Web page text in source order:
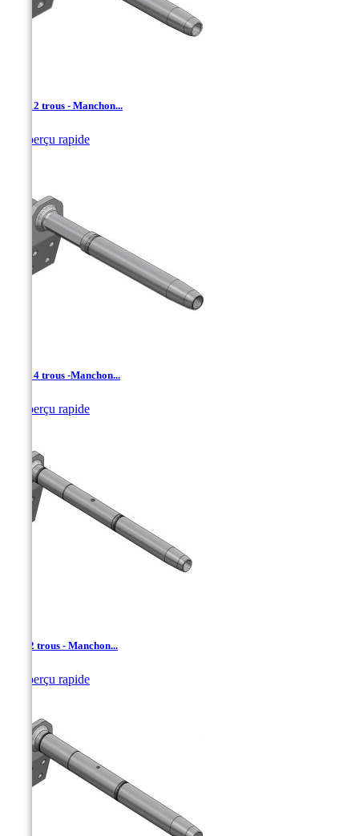
AAD- 2 trous - Manchon...
Aperçu rapide
AAD- 4 trous -Manchon...
Aperçu rapide
AD - 2 trous - Manchon...
Aperçu rapide